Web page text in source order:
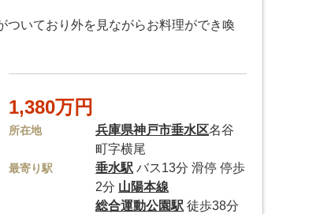
いており外を見ながらお料理ができ喚
1,380万円
所在地 兵庫県神戸市垂水区名谷
町字横尾
最寄り駅 垂水駅 バス13分 滑停 停歩
2分 山陽本線
総合運動公園駅 徒歩38分